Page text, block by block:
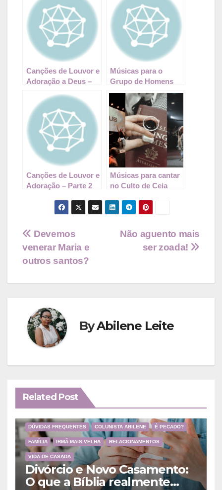
Canções de Louvor e
Adoração a Deus –
Músicas para o
Grupo de Homens
Canções de Louvor e
Adoração – Parte 2
Músicas para cantar
no Culto de Ceia
Navegação
de
Post
Não aguento mais
ser zoada!
Devemos
venerar Maria e
outros santos?
ByAbilene Leite
Related Post
DÚVIDAS FREQUENTES COLUNISTA ABILENE É PECADO?
FAMÍLIA IRMÃ MAIS VELHA RELACIONAMENTOS
VIDA DE CASADA
Divórcio e Novo Casamento:
O que a Bíblia realmente